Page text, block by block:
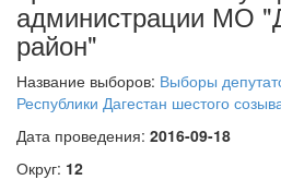
администрации МО
район"
Название выборов: Выборы
Республики Дагестан шестого
Дата проведения: 2016-09-18
Округ: 12